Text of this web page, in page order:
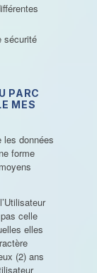
sécurité
PARC
MES
les données
forme
celle
elles
(2) ans